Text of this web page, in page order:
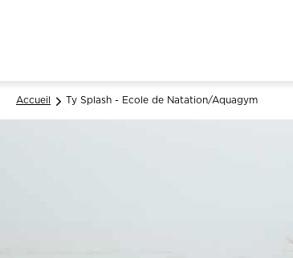
Accueil Ty Splash - Ecole de Natation/Aquagym